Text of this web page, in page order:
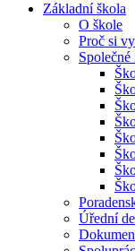
Základní škola
O škole
Proč si
Úřední